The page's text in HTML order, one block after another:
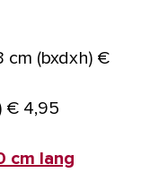
cm (bxdxh) €
€ 4,95
cm lang